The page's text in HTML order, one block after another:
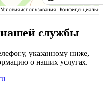
службы
указанному ниже,
о наших услугах.